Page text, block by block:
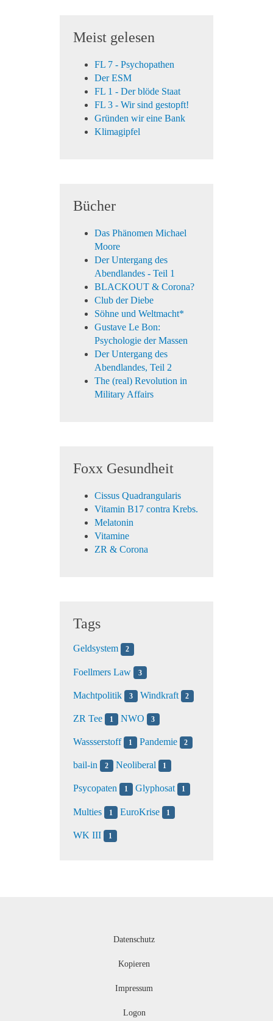
Meist gelesen
FL 7 - Psychopathen
Der ESM
FL 1 - Der blöde Staat
FL 3 - Wir sind gestopft!
Gründen wir eine Bank
Klimagipfel
Bücher
Das Phänomen Michael
Moore
Der Untergang des
Abendlandes - Teil 1
BLACKOUT & Corona?
Club der Diebe
Söhne und Weltmacht*
Gustave Le Bon:
Psychologie der Massen
Der Untergang des
Abendlandes, Teil 2
The (real) Revolution in
Military Affairs
Foxx Gesundheit
Cissus Quadrangularis
Vitamin B17 contra Krebs.
Melatonin
Vitamine
ZR & Corona
Tags
Geldsystem 2
Foellmers Law 3
Machtpolitik 3 Windkraft 2
ZR Tee 1 NWO 3
Wassserstoff 1 Pandemie 2
bail-in 2 Neoliberal 1
Psycopaten 1 Glyphosat 1
Multies 1 EuroKrise 1
WK III 1
Datenschutz
Kopieren
Impressum
Logon